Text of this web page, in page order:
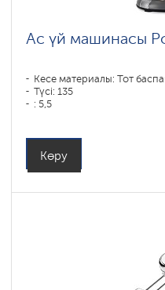
Ас үй машинасы
Кесе материалы: Тот
Түсі: 135
: 5,5
Көру